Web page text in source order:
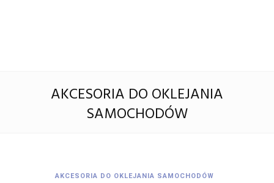
AKCESORIA DO OKLEJANIA
SAMOCHODÓW
AKCESORIA DO OKLEJANIA SAMOCHODÓW